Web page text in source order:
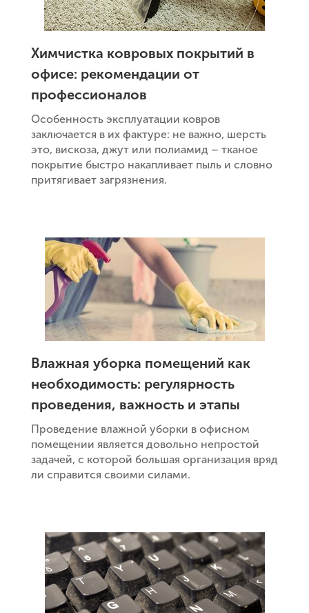
Химчистка ковровых покрытий в
офисе: рекомендации от
профессионалов
Особенность эксплуатации ковров
заключается в их фактуре: не важно, шерсть
это, вискоза, джут или полиамид – тканое
покрытие быстро накапливает пыль и словно
притягивает загрязнения.
Влажная уборка помещений как
необходимость: регулярность
проведения, важность и этапы
Проведение влажной уборки в офисном
помещении является довольно непростой
задачей, с которой большая организация вряд
ли справится своими силами.